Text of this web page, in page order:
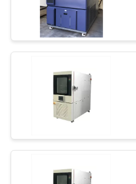
Chambre
l'embrun
Chambre